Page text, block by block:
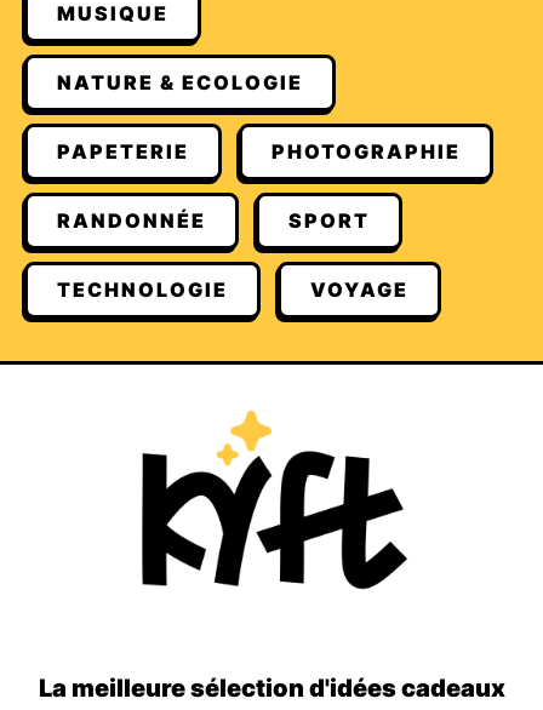
MUSIQUE
NATURE & ECOLOGIE
PAPETERIE PHOTOGRAPHIE
RANDONNÉE SPORT
TECHNOLOGIE VOYAGE
La meilleure sélection d'idées cadeaux